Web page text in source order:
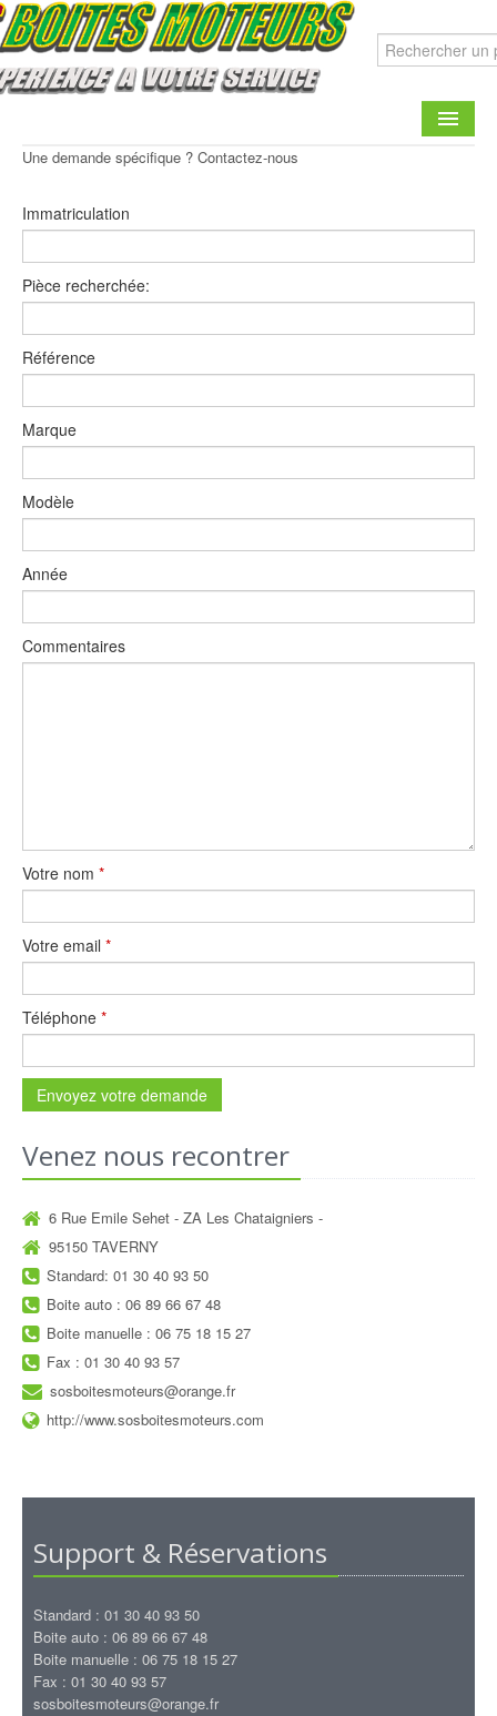
CATALOGUE
FAIRE UNE DEMANDE
Une demande spécifique ? Contactez-nous
Immatriculation
Pièce recherchée:
Référence
Marque
Modèle
Année
Commentaires
Votre nom *
Votre email *
Téléphone *
Envoyez votre demande
Venez nous recontrer
6 Rue Emile Sehet - ZA Les Chataigniers -
95150 TAVERNY
Standard: 01 30 40 93 50
Boite auto : 06 89 66 67 48
Boite manuelle : 06 75 18 15 27
Fax : 01 30 40 93 57
sosboitesmoteurs@orange.fr
http://www.sosboitesmoteurs.com
Support & Réservations
Standard : 01 30 40 93 50
Boite auto : 06 89 66 67 48
Boite manuelle : 06 75 18 15 27
Fax : 01 30 40 93 57
sosboitesmoteurs@orange.fr